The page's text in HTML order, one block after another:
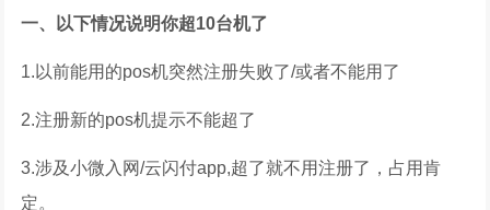
一、以下情况说明你超10台机了
1.以前能用的pos机突然注册失败了/或者不能用了
2.注册新的pos机提示不能超了
3.涉及小微入网/云闪付app,超了就不用注册了，占用肯
定。